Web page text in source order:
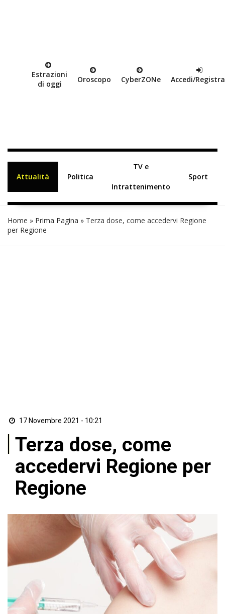
Estrazioni
di oggi
Oroscopo CyberZONe Accedi/
Attualità Politica
TV e
Intrattenimento
Sport
Home » Prima Pagina » Terza dose, come accedervi Regione
per Regione
17 Novembre 2021 - 10:21
Terza dose, come
accedervi Regione per
Regione